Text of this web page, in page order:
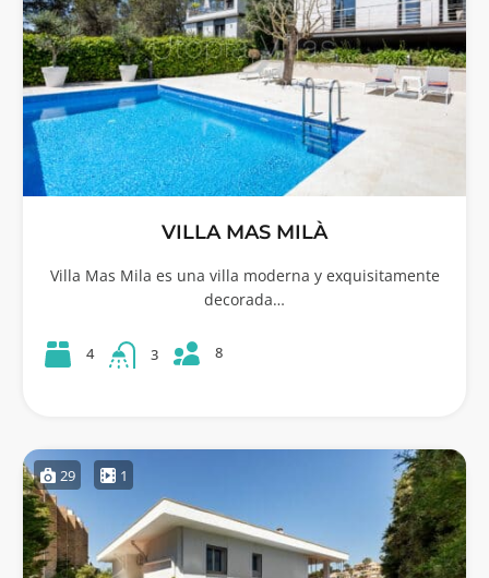
VILLA MAS MILÀ
Villa Mas Mila es una villa moderna y exquisitamente
decorada…
4 3 8
29 1